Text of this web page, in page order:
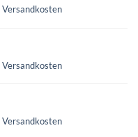
Versandkosten
Versandkosten
Versandkosten